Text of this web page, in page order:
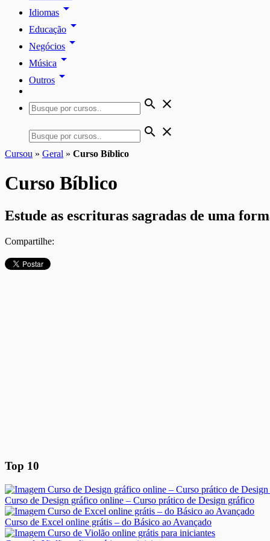
Idiomas arrow_drop_down
Educação arrow_drop_down
Negócios arrow_drop_down
Música arrow_drop_down
Outros arrow_drop_down
search close
search close
Cursou » Geral » Curso Bíblico
Curso Bíblico
Estude as escrituras sagradas de uma
Compartilhe:
Top 10
Curso de Design gráfico online – Curso prático de Design gráfico
Curso de Excel online grátis – do Básico ao Avançado